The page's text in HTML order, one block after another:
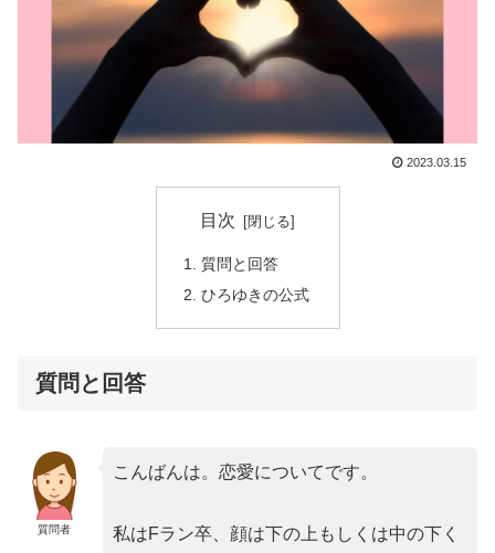
2023.03.15
目次
質問と回答
ひろゆきの公式
質問と回答
質問者
こんばんは。恋愛についてです。
私はFラン卒、顔は下の上もしくは中の下く